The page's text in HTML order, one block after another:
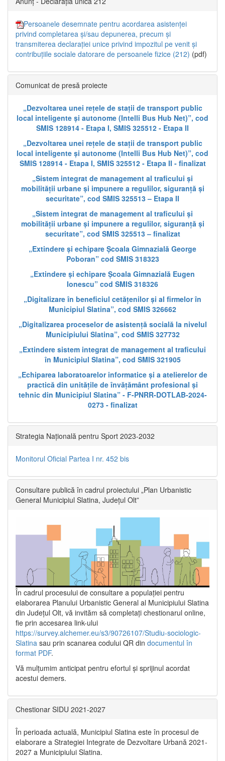
Persoanele desemnate pentru acordarea asistenței
privind completarea și/sau depunerea, precum și
transmiterea declarației unice privind impozitul pe venit și
contribuțiile sociale datorare de persoanele fizice (212) (pdf)
Comunicat de presă proiecte
„Dezvoltarea unei rețele de stații de transport public
local inteligente și autonome (Intelli Bus Hub Net)”, cod
SMIS 128914 - Etapa I, SMIS 325512 - Etapa II
„Dezvoltarea unei rețele de stații de transport public
local inteligente și autonome (Intelli Bus Hub Net)”, cod
SMIS 128914 - Etapa I, SMIS 325512 - Etapa II - finalizat
„Sistem integrat de management al traficului și
mobilității urbane și impunere a regulilor, siguranță și
securitate”, cod SMIS 325513 – Etapa II
„Sistem integrat de management al traficului și
mobilității urbane și impunere a regulilor, siguranță și
securitate”, cod SMIS 325513 – finalizat
„Extindere și echipare Școala Gimnazială George
Poboran” cod SMIS 318323
„Extindere și echipare Școala Gimnazială Eugen
Ionescu” cod SMIS 318326
„Digitalizare în beneficiul cetățenilor și al firmelor în
Municipiul Slatina”, cod SMIS 326662
„Digitalizarea proceselor de asistență socială la nivelul
Municipiului Slatina”, cod SMIS 327732
„Extindere sistem integrat de management al traficului
în Municipiul Slatina”, cod SMIS 321905
„Echiparea laboratoarelor informatice și a atelierelor de
practică din unitățile de învățământ profesional și
tehnic din Municipiul Slatina” - F-PNRR-DOTLAB-2024-
0273 - finalizat
Strategia Națională pentru Sport 2023-2032
Monitorul Oficial Partea I nr. 452 bis
Consultare publică în cadrul proiectului „Plan Urbanistic
General Municipiul Slatina, Județul Olt”
În cadrul procesului de consultare a populaţiei pentru
elaborarea Planului Urbanistic General al Municipiului Slatina
din Județul Olt, vă invităm să completați chestionarul online,
fie prin accesarea link-ului
https://survey.alchemer.eu/s3/90726107/Studiu-sociologic-
Slatina sau prin scanarea codului QR din documentul în
format PDF.
Vă mulţumim anticipat pentru efortul şi sprijinul acordat
acestui demers.
Chestionar SIDU 2021-2027
În perioada actuală, Municipiul Slatina este în procesul de
elaborare a Strategiei Integrate de Dezvoltare Urbană 2021‐
2027 a Municipiului Slatina.